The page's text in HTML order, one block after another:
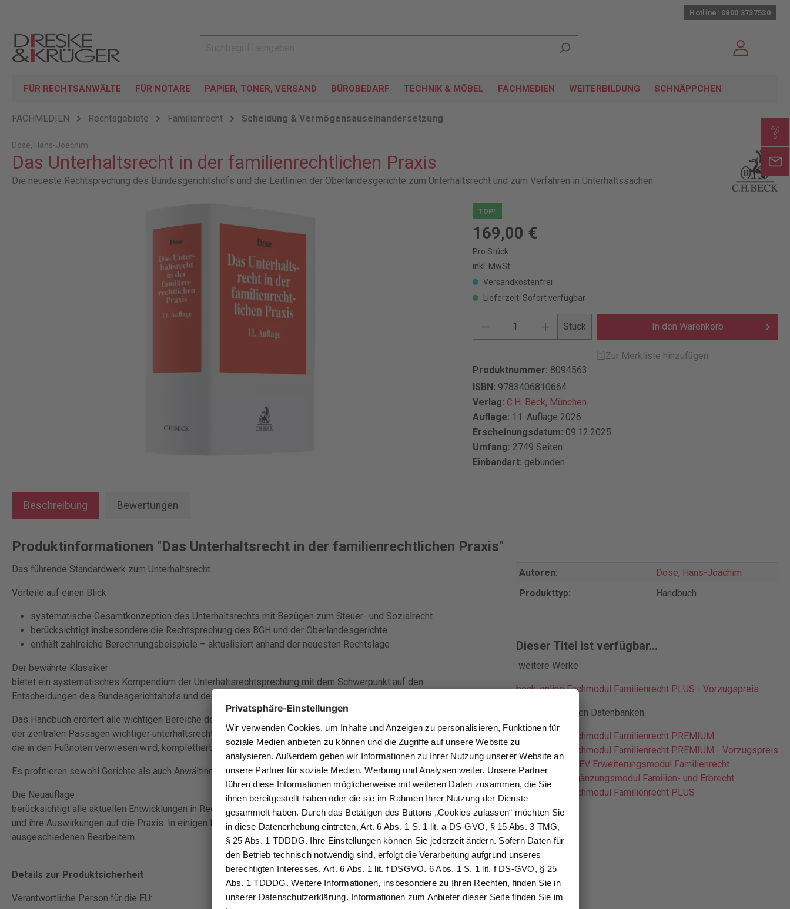
Hotline: 0800 3737530
FÜR RECHTSANWÄLTE FÜR NOTARE PAPIER, TONER, VERSAND BÜROBEDARF TECHNIK & MÖBEL FACHMEDIEN WEITERBILDUNG SCHNÄPPCHEN
FACHMEDIEN Rechtsgebiete Familienrecht Scheidung & Vermögensauseinandersetzung
Dose, Hans-Joachim
Das Unterhaltsrecht in der familienrechtlichen Praxis
Die neueste Rechtsprechung des Bundesgerichtshofs und die Leitlinien der Oberlandesgerichte zum Unterhaltsrecht und zum Verfahren in Unterhaltssachen
TOP!
169,00 €
Pro Stück
inkl. MwSt.
Versandkostenfrei
Lieferzeit: Sofort verfügbar
Stück In den Warenkorb
Zur Merkliste hinzufügen
Produktnummer: 8094563
ISBN: 9783406810664
Verlag: C.H. Beck, München
Auflage: 11. Auflage 2026
Erscheinungsdatum: 09.12.2025
Umfang: 2749 Seiten
Einbandart: gebunden
Beschreibung Bewertungen
Produktinformationen "Das Unterhaltsrecht in der familienrechtlichen Praxis"
Das führende Standardwerk zum Unterhaltsrecht.
Vorteile auf einen Blick
systematische Gesamtkonzeption des Unterhaltsrechts mit Bezügen zum Steuer- und Sozialrecht
berücksichtigt insbesondere die Rechtsprechung des BGH und der Oberlandesgerichte
enthält zahlreiche Berechnungsbeispiele – aktualisiert anhand der neuesten Rechtslage
Der bewährte Klassiker
bietet ein systematisches Kompendium der Unterhaltsrechtsprechung mit dem Schwerpunkt auf den
Entscheidungen des Bundesgerichtshofs und der Oberlandesgerichte.
Das Handbuch erörtert alle wichtigen Bereiche der unterhaltsrechtlichen Praxis Schritt für Schritt. Ein Abdruck
der zentralen Passagen wichtiger unterhaltsrechtlicher Leitentscheidungen aus den vergangenen Jahren, auf
die in den Fußnoten verwiesen wird, komplettiert das Werk.
Es profitieren sowohl Gerichte als auch Anwältinnen und Anwälte sowie die Jugendämter.
Die Neuauflage
berücksichtigt alle aktuellen Entwicklungen in Rechtsprechung wie Gesetzgebung seit der Vorauflage 2019
und ihre Auswirkungen auf die Praxis. In einigen Bereichen folgen neue Autorinnen und Autoren
ausgeschiedenen Bearbeitern.
Details zur Produktsicherheit
Verantwortliche Person für die EU:
Autoren:
Dose, Hans-Joachim
Produkttyp:
Handbuch
Dieser Titel ist verfügbar...
weitere Werke
beck-online Fachmodul Familienrecht PLUS - Vorzugspreis
in verschiedenen Datenbanken:
beck-online Fachmodul Familienrecht PREMIUM
beck-online Fachmodul Familienrecht PREMIUM - Vorzugspreis
beck-online DVEV Erweiterungsmodul Familienrecht
beck-online Ergänzungsmodul Familien- und Erbrecht
beck-online Fachmodul Familienrecht PLUS